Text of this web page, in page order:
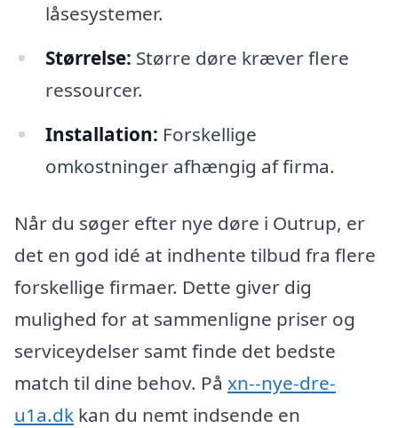
låsesystemer.
Størrelse: Større døre kræver flere
ressourcer.
Installation: Forskellige
omkostninger afhængig af firma.
Når du søger efter nye døre i Outrup, er
det en god idé at indhente tilbud fra flere
forskellige firmaer. Dette giver dig
mulighed for at sammenligne priser og
serviceydelser samt finde det bedste
match til dine behov. På xn--nye-dre-
u1a.dk kan du nemt indsende en